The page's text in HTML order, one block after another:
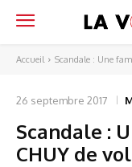
Accueil Scandale : Une
26 septembre 2017
Scandale :
CHUY de